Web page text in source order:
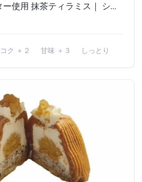
北海道産発酵バター使用 抹茶ティラミス｜ シャトレーゼ
コク ＋２ 甘味 ＋３ しっとり